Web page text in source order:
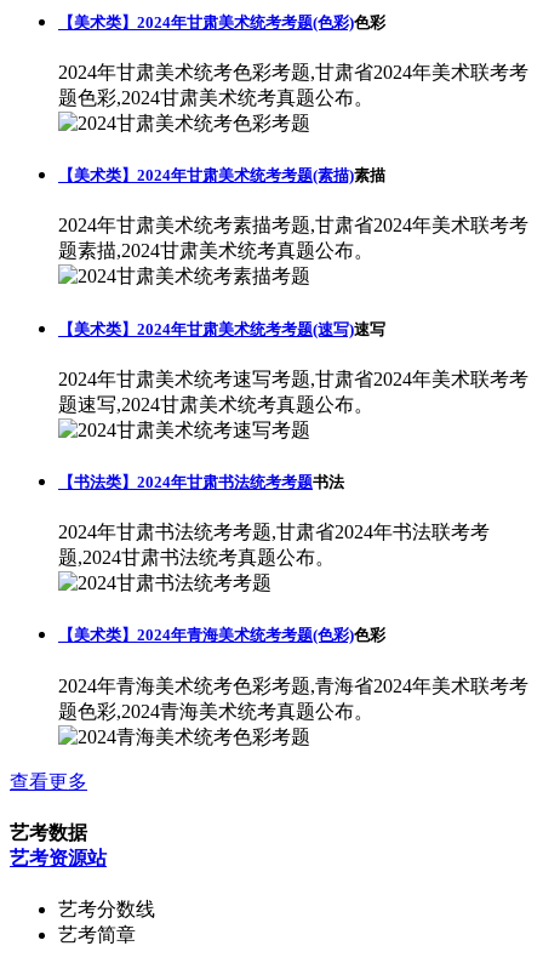
【美术类】2024年甘肃美术统考考题(色彩)色彩
2024年甘肃美术统考色彩考题,甘肃省2024年美术联考考
题色彩,2024甘肃美术统考真题公布。
【美术类】2024年甘肃美术统考考题(素描)素描
2024年甘肃美术统考素描考题,甘肃省2024年美术联考考
题素描,2024甘肃美术统考真题公布。
【美术类】2024年甘肃美术统考考题(速写)速写
2024年甘肃美术统考速写考题,甘肃省2024年美术联考考
题速写,2024甘肃美术统考真题公布。
【书法类】2024年甘肃书法统考考题书法
2024年甘肃书法统考考题,甘肃省2024年书法联考考
题,2024甘肃书法统考真题公布。
【美术类】2024年青海美术统考考题(色彩)色彩
2024年青海美术统考色彩考题,青海省2024年美术联考考
题色彩,2024青海美术统考真题公布。
查看更多
艺考数据
艺考资源站
艺考分数线
艺考简章